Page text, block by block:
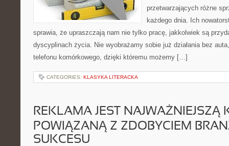
przetwarzających różne
każdego dnia. Ich
sprawia, że upraszczają nam nie tylko pracę, jakkolwiek są
dyscyplinach życia. Nie wyobrażamy sobie już działania bez
telefonu komórkowego, dzięki któremu możemy […]
CATEGORIES: KLASYKA LITERACKA
REKLAMA JEST NAJWAŻNIEJSZĄ
POWIĄZANĄ Z ZDOBYCIEM
SUKCESU